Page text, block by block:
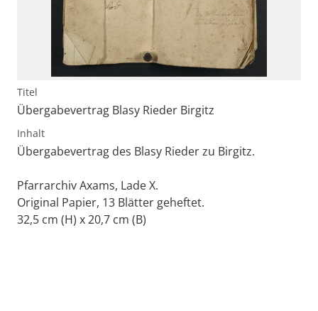
Titel
Übergabevertrag Blasy Rieder Birgitz
Inhalt
Übergabevertrag des Blasy Rieder zu Birgitz.
Pfarrarchiv Axams, Lade X.
Original Papier, 13 Blätter geheftet.
32,5 cm (H) x 20,7 cm (B)